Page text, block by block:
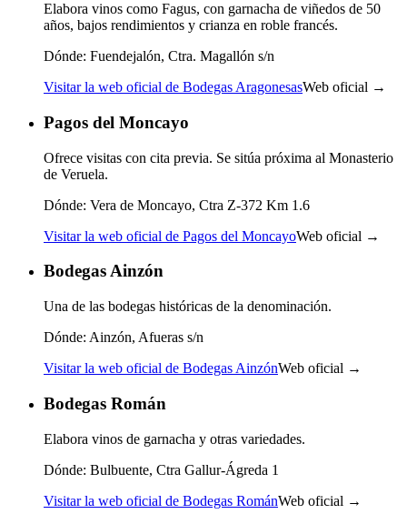
Elabora vinos como Fagus, con garnacha de viñedos de 50
años, bajos rendimientos y crianza en roble francés.
Dónde: Fuendejalón, Ctra. Magallón s/n
Visitar la web oficial de Bodegas AragonesasWeb oficial →
Pagos del Moncayo
Ofrece visitas con cita previa. Se sitúa próxima al Monasterio
de Veruela.
Dónde: Vera de Moncayo, Ctra Z-372 Km 1.6
Visitar la web oficial de Pagos del MoncayoWeb oficial →
Bodegas Ainzón
Una de las bodegas históricas de la denominación.
Dónde: Ainzón, Afueras s/n
Visitar la web oficial de Bodegas AinzónWeb oficial →
Bodegas Román
Elabora vinos de garnacha y otras variedades.
Dónde: Bulbuente, Ctra Gallur-Ágreda 1
Visitar la web oficial de Bodegas RománWeb oficial →